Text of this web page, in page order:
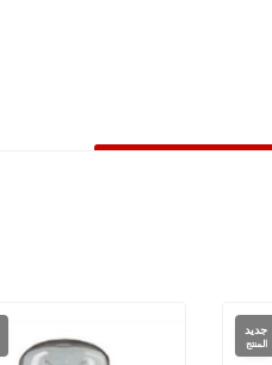
جديد
المنتج